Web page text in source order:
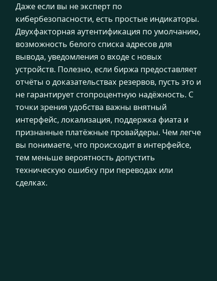
Даже если вы не эксперт по
кибербезопасности, есть простые индикаторы.
Двухфакторная аутентификация по умолчанию,
возможность белого списка адресов для
вывода, уведомления о входе с новых
устройств. Полезно, если биржа предоставляет
отчёты о доказательствах резервов, пусть это и
не гарантирует стопроцентную надёжность. С
точки зрения удобства важны внятный
интерфейс, локализация, поддержка фиата и
признанные платёжные провайдеры. Чем легче
вы понимаете, что происходит в интерфейсе,
тем меньше вероятность допустить
техническую ошибку при переводах или
сделках.